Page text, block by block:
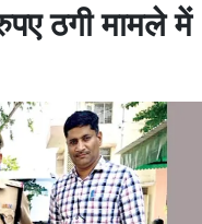
ठगी मामले में